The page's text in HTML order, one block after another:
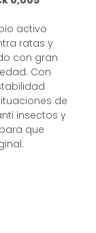
activo
ratas y
con gran
Con
de
insectos y
que